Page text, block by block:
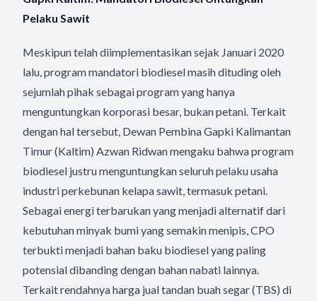
Pelaku Sawit
Meskipun telah diimplementasikan sejak Januari 2020
lalu, program mandatori biodiesel masih dituding oleh
sejumlah pihak sebagai program yang hanya
menguntungkan korporasi besar, bukan petani. Terkait
dengan hal tersebut, Dewan Pembina Gapki Kalimantan
Timur (Kaltim) Azwan Ridwan mengaku bahwa program
biodiesel justru menguntungkan seluruh pelaku usaha
industri perkebunan kelapa sawit, termasuk petani.
Sebagai energi terbarukan yang menjadi alternatif dari
kebutuhan minyak bumi yang semakin menipis, CPO
terbukti menjadi bahan baku biodiesel yang paling
potensial dibanding dengan bahan nabati lainnya.
Terkait rendahnya harga jual tandan buah segar (TBS) di